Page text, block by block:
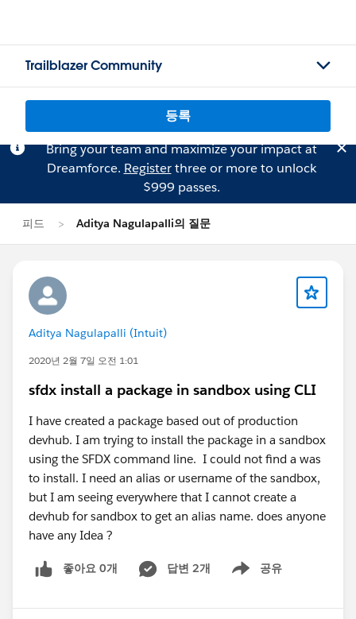
Trailblazer Community
등록
Bring your team and maximize your impact at
Dreamforce. Registerthree or more to unlock
$999 passes.
피드 Aditya Nagulapalli의 질문
Aditya Nagulapalli (Intuit)
2020년 2월 7일 오전 1:01
sfdx install a package in sandbox using CLI
I have created a package based out of production
devhub. I am trying to install the package in a sandbox
using the SFDX command line. I could not find a was
to install. I need an alias or username of the sandbox,
but I am seeing everywhere that I cannot create a
devhub for sandbox to get an alias name. does anyone
have any Idea ?
좋아요 0개 답변 2개 공유
Show menu